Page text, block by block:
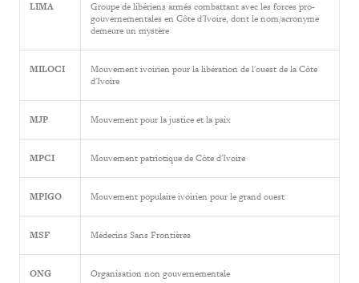
LIMA
Groupe de libériens armés combattant avec les forces pro-
gouvernementales en Côte d'Ivoire, dont le nom/acronyme
demeure un mystère
MILOCI
Mouvement ivoirien pour la libération de l'ouest de la Côte
d'Ivoire
MJP Mouvement pour la justice et la paix
MPCI Mouvement patriotique de Côte d'Ivoire
MPIGO Mouvement populaire ivoirien pour le grand ouest
MSF Médecins Sans Frontières
ONG Organisation non gouvernementale